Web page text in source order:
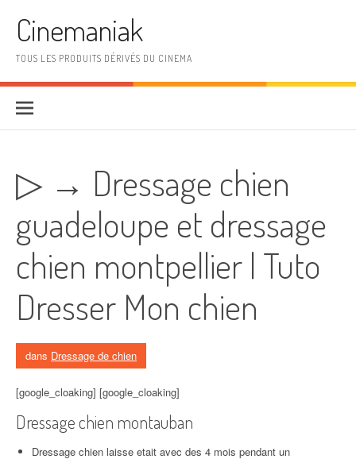
Cinemaniak
TOUS LES PRODUITS DÉRIVÉS DU CINEMA
▷ → Dressage chien
guadeloupe et dressage
chien montpellier | Tuto
Dresser Mon chien
dans Dressage de chien
[google_cloaking] [google_cloaking]
Dressage chien montauban
Dressage chien laisse etait avec des 4 mois pendant un